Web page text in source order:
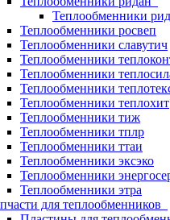
Теплообменники
Теплообменники росвеп
Теплообменники славутич
Теплообменники
Теплообменники
Теплообменники
Теплообменники теплохит
Теплообменники тиж
Теплообменники тплр
Теплообменники ттаи
Теплообменники эксэко
Теплообменники
Теплообменники этра
для теплообменников